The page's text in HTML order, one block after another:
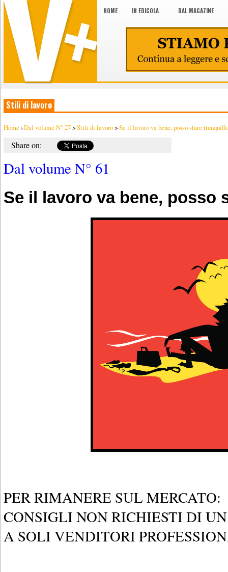
HOME IN EDICOLA DAL MAGAZINE
Stili di lavoro
Home ›Dal volume N° 27>Stili di lavoro>Se il lavoro va bene, posso stare
Share on:
Dal volume N° 61
Se il lavoro va bene, posso
PER RIMANERE SUL MERCATO:
CONSIGLI NON RICHIESTI DI
A SOLI VENDITORI